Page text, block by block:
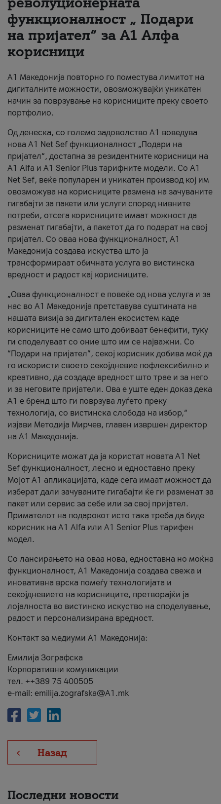
За нас
#ПодобарОнлајн
функционалност „ Подари
на пријател“ за А1 Алфа
корисници
А1 Македонија повторно го поместува лимитот на
дигиталните можности, овозможувајќи уникатен
начин за поврзување на корисниците преку своето
портфолио.
Од денеска, со големо задоволство А1 воведува
нова A1 Net Sef функционалност „Подари на
пријател“, достапна за резидентните корисници на
А1 Alfa и A1 Senior Plus тарифните модели. Со A1
Net Sef, веќе популарен и уникатен производ кој им
овозможува на корисниците размена на зачуваните
гигабајти за пакети или услуги според нивните
потреби, отсега корисниците имаат можност да
разменат гигабајти, а пакетот да го подарат на свој
пријател. Со оваа нова функционалност, А1
Македонија создава искуства што ја
трансформираат обичната услуга во вистинска
вредност и радост кај корисниците.
„Оваа функционалност е повеќе од нова услуга и за
нас во А1 Македонија претставува суштината на
нашата визија за дигитален екосистем каде
корисниците не само што добиваат бенефити, туку
ги споделуваат со оние што им се најважни. Со
“Подари на пријател”, секој корисник добива моќ да
го искористи своето секојдневие пофлексибилно и
креативно, да создаде вредност што трае и за него
и за неговите пријатели. Ова е уште еден доказ дека
А1 е бренд што ги поврзува луѓето преку
технологија, со вистинска слобода на избор,“
изјави Методија Мирчев, главен извршен директор
на А1 Македонија.
Корисниците можат да ја користат новата А1 Net
Sef функционалност, лесно и едноставно преку
Мојот А1 апликацијата, каде сега имаат можност да
изберат дали зачуваните гигабајти ќе ги разменат за
пакет или сервис за себе или за свој пријател.
Примателот на подарокот исто така треба да биде
корисник на А1 Alfa или A1 Senior Plus тарифен
модел.
Со лансирањето на оваа нова, едноставна но моќна
функционалност, А1 Македонија создава свежа и
иновативна врска помеѓу технологијата и
секојдневието на корисниците, претворајќи ја
лојалноста во вистинско искуство на споделување,
радост и персонализирана вредност.
Контакт за медиуми А1 Македонија:
Емилија Зографска
Корпоративни комуникации
тел. ++389 75 400505
e-mail: emilija.zografska@A1.mk
Назад
Последни новости